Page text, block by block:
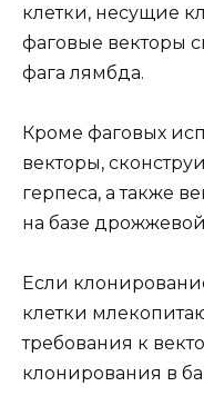
клетки, несущие
фаговые векторы
фага лямбда.
Кроме фаговых
векторы,
герпеса, а также
на базе
Если
клетки
требования к
клонирования в